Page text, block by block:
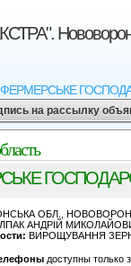
ФЕРМЕРСЬКЕ
на рассылку
ОБЛ.,
АНДРIЙ
ВИРОЩУВАННЯ
доступны только